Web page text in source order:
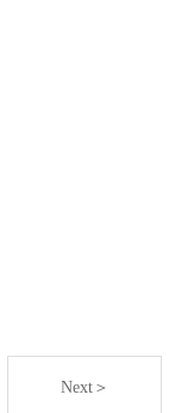
Next＞